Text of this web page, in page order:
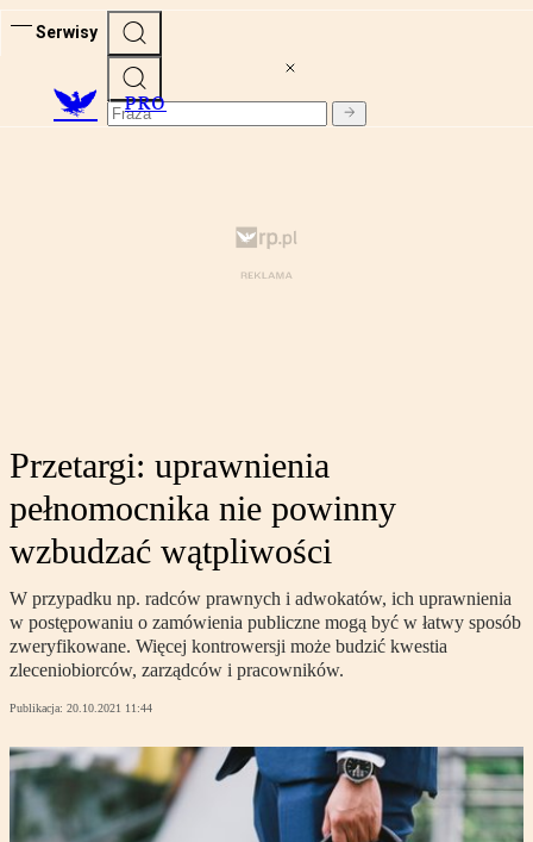
Serwisy
PRO
Przetargi: uprawnienia
pełnomocnika nie powinny
wzbudzać wątpliwości
W przypadku np. radców prawnych i adwokatów, ich uprawnienia
w postępowaniu o zamówienia publiczne mogą być w łatwy sposób
zweryfikowane. Więcej kontrowersji może budzić kwestia
zleceniobiorców, zarządców i pracowników.
Publikacja: 20.10.2021 11:44